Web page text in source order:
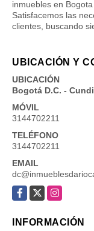
inmuebles en
Satisfacemos las
clientes, buscando
UBICACIÓN Y
UBICACIÓN
Bogotá D.C. -
MÓVIL
3144702211
TELÉFONO
3144702211
EMAIL
Facebook
X Instagram
INFORMACIÓN